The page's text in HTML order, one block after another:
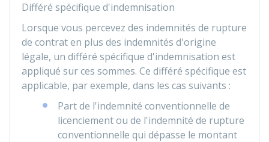
Différé spécifique d'indemnisation
Lorsque vous percevez des indemnités de rupture
de contrat en plus des indemnités d'origine
légale, un différé spécifique d'indemnisation est
appliqué sur ces sommes. Ce différé spécifique est
applicable, par exemple, dans les cas suivants :
Part de l'indemnité conventionnelle de
licenciement ou de l'indemnité de rupture
conventionnelle qui dépasse le montant